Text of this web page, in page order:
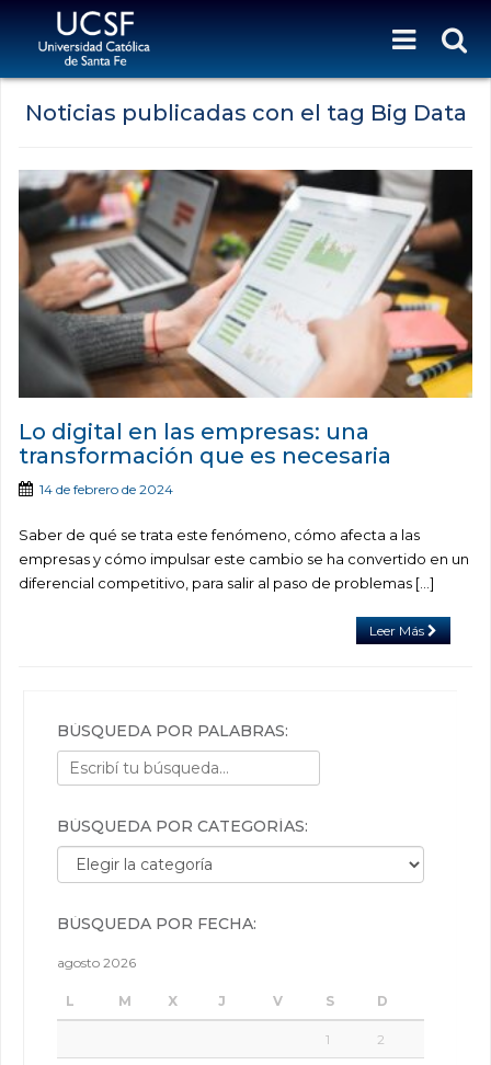
Noticias publicadas con el tag Big Data
Lo digital en las empresas: una
transformación que es necesaria
14 de febrero de 2024
Saber de qué se trata este fenómeno, cómo afecta a las
empresas y cómo impulsar este cambio se ha convertido en un
diferencial competitivo, para salir al paso de problemas […]
Leer Más
BÚSQUEDA POR PALABRAS:
BÚSQUEDA POR CATEGORÍAS:
Búsqueda por categorías:
BÚSQUEDA POR FECHA:
agosto 2026
L M X J V S D
1 2